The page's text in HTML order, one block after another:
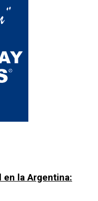
en la Argentina: